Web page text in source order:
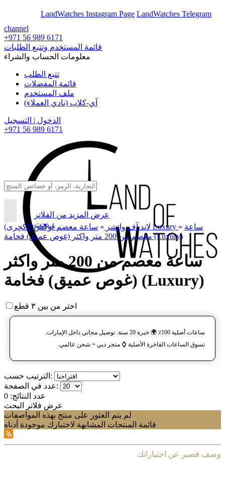
LandWatches Instagram Page LandWatches Telegram
channel
+971 56 989 6171
قائمة المستخدم وتتبع الطلبات
معلومات الحساب والشراء
تتبع الطلب
قائمة المفضلات
ملف المستخدم
آي-كلاب (نادي العملاء)
الدخول | التسجيل
+971 56 989 6171
عرض المزيد من الفلاتر
بحث...
لاند آف واتشز » ساعة معصم لوکس(لاکچری) Luxury » ساعة
معصم من 200 متر واکثر (غوص عميق) فخامة (Luxury)
ساعة معصم من 200 متر واکثر
(غوص عميق) فخامة (Luxury)
اختر من بين ٣ قطع
ساعات أصلية 100٪ 🌍 خبرة 20 سنة. توصيل مجاني داخل الإمارات.
تسوق الساعات الفاخرة الأصلية ⌚️ متجر دبي + شحن عالمي.
الترتيب حسب:
عدد في الصفحة:
عدد النتائج: 0
عرض فلاتر البحث
لم يتم العثور على منتج بهذه المواصفات
قائمة المنتجات المشابهة لاختيارك موجودة أدناه
وصف قصير عن اختياراتك